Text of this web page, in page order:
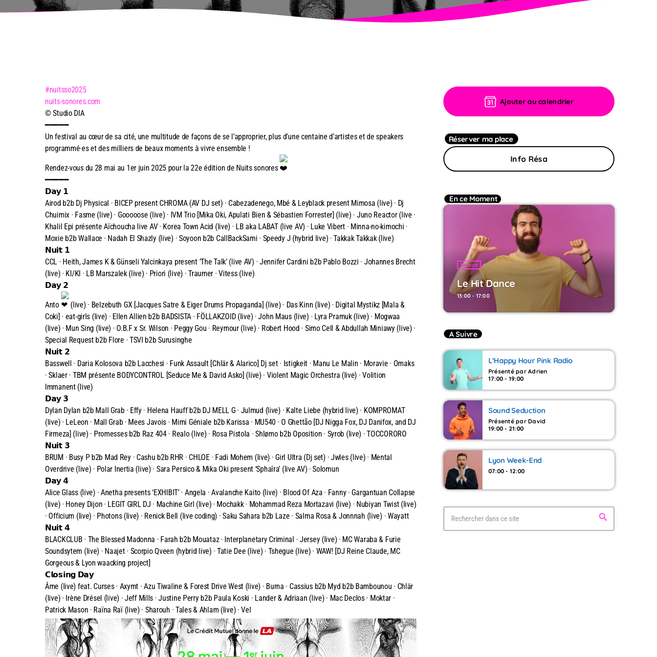
#nuitsso2025
nuits-sonores.com
© Studio DIA
━━━━━
Un festival au cœur de sa cité, une multitude de façons de se l’approprier, plus d’une centaine d’artistes et de speakers
programmé·es et des milliers de beaux moments à vivre ensemble !
Rendez-vous du 28 mai au 1er juin 2025 pour la 22e édition de Nuits sonores
━━━━━
𝗗𝗮𝘆 𝟭
Airod b2b Dj Physical · BICEP present CHROMA (AV DJ set) · Cabezadenego, Mbé & Leyblack present Mimosa (live) · Dj
Chuimix · Fasme (live) · Gooooose (live) · IVM Trio [Mika Oki, Apulati Bien & Sébastien Forrester] (live) · Juno Reactor (live ·
Khalil Epi présente Aïchoucha live AV · Korea Town Acid (live) · LB aka LABAT (live AV) · Luke Vibert · Minna-no-kimochi ·
Moxie b2b Wallace · Nadah El Shazly (live) · Soyoon b2b CallBackSami · Speedy J (hybrid live) · Takkak Takkak (live)
𝗡𝘂𝗶𝘁 𝟭
CCL · Heith, James K & Günseli Yalcinkaya present ‘The Talk’ (live AV) · Jennifer Cardini b2b Pablo Bozzi · Johannes Brecht
(live) · KI/KI · LB Marszalek (live) · Priori (live) · Traumer · Vitess (live)
𝗗𝗮𝘆 𝟮
Anto
(live) · Belzebuth GX [Jacques Satre & Eiger Drums Propaganda] (live) · Das Kinn (live) · Digital Mystikz [Mala &
Coki] · eat-girls (live) · Ellen Allien b2b BADSISTA · FÖLLAKZOID (live) · John Maus (live) · Lyra Pramuk (live) · Mogwaa
(live) · Mun Sing (live) · O.B.F x Sr. Wilson · Peggy Gou · Reymour (live) · Robert Hood · Simo Cell & Abdullah Miniawy (live) ·
Special Request b2b Flore · TSVI b2b Surusinghe
𝗡𝘂𝗶𝘁 𝟮
Basswell · Daria Kolosova b2b Lacchesi · Funk Assault [Chlär & Alarico] Dj set · Istigkeit · Manu Le Malin · Moravie · Omaks
· Sklaer · TBM présente BODYCONTROL [Seduce Me & David Asko] (live) · Violent Magic Orchestra (live) · Volition
Immanent (live)
𝗗𝗮𝘆 𝟯
Dylan Dylan b2b Mall Grab · Effy · Helena Hauff b2b DJ MELL G · Julmud (live) · Kalte Liebe (hybrid live) · KOMPROMAT
(live) · LeLeon · Mall Grab · Mees Javois · Mimi Géniale b2b Karissa · MU540 · O Ghettão [DJ Nigga Fox, DJ Danifox, and DJ
Firmeza] (live) · Promesses b2b Raz 404 · Realo (live) · Rosa Pistola · Shlømo b2b Oposition · Syrob (live) · TOCCORORO
𝗡𝘂𝗶𝘁 𝟯
BRUM · Busy P b2b Mad Rey · Cashu b2b RHR · CHLOE · Fadi Mohem (live) · Girl Ultra (Dj set) · Jwles (live) · Mental
Overdrive (live) · Polar Inertia (live) · Sara Persico & Mika Oki present ‘Sphaîra’ (live AV) · Solomun
𝗗𝗮𝘆 𝟰
Alice Glass (live) · Anetha presents ‘EXHIBIT’ · Angela · Avalanche Kaito (live) · Blood Of Aza · Fanny · Gargantuan Collapse
(live) · Honey Dijon · LEGIT GIRL DJ · Machine Girl (live) · Mochakk · Mohammad Reza Mortazavi (live) · Nubiyan Twist (live)
· Officium (live) · Photons (live) · Renick Bell (live coding) · Saku Sahara b2b Laze · Salma Rosa & Jonnnah (live) · Wayatt
𝗡𝘂𝗶𝘁 𝟰
BLACKCLUB · The Blessed Madonna · Farah b2b Mouataz · Interplanetary Criminal · Jersey (live) · MC Waraba & Furie
Soundsytem (live) · Naajet · Scorpio Qveen (hybrid live) · Tatie Dee (live) · Tshegue (live) · WAW! [DJ Reine Claude, MC
Gorgeous & Lyon waacking project]
𝗖𝗹𝗼𝘀𝗶𝗻𝗴 𝗗𝗮𝘆
Âme (live) feat. Curses · Axymt · Azu Tiwaline & Forest Drive West (live) · Burna · Cassius b2b Myd b2b Bambounou · Chlär
(live) · Irène Drésel (live) · Jeff Mills · Justine Perry b2b Paula Koski · Lander & Adriaan (live) · Mac Declos · Moktar ·
Patrick Mason · Raïna Raï (live) · Sharouh · Tales & Ahlam (live) · Vel
Ajouter au calendrier
Réserver ma place
Info Résa
En ce Moment
Dance
Le Hit Dance
13:00 - 17:00
A Suivre
L’Happy Hour Pink Radio
Présenté par Adrien
17:00 - 19:00
Sound Seduction
Présenté par David
19:00 - 21:00
Lyon Week-End
07:00 - 12:00
search